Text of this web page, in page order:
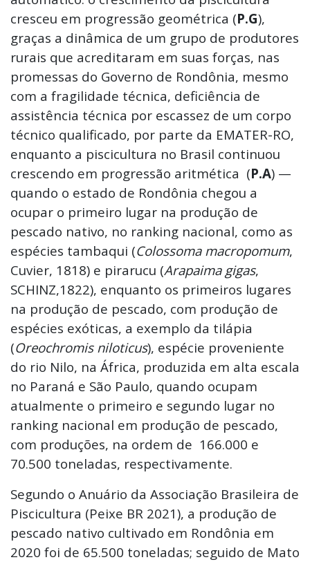
cresceu em progressão geométrica (P.G),
graças a dinâmica de um grupo de produtores
rurais que acreditaram em suas forças, nas
promessas do Governo de Rondônia, mesmo
com a fragilidade técnica, deficiência de
assistência técnica por escassez de um corpo
técnico qualificado, por parte da EMATER-RO,
enquanto a piscicultura no Brasil continuou
crescendo em progressão aritmética (P.A) —
quando o estado de Rondônia chegou a
ocupar o primeiro lugar na produção de
pescado nativo, no ranking nacional, como as
espécies tambaqui (Colossoma macropomum,
Cuvier, 1818) e pirarucu (Arapaima gigas,
SCHINZ,1822), enquanto os primeiros lugares
na produção de pescado, com produção de
espécies exóticas, a exemplo da tilápia
(Oreochromis niloticus), espécie proveniente
do rio Nilo, na África, produzida em alta escala
no Paraná e São Paulo, quando ocupam
atualmente o primeiro e segundo lugar no
ranking nacional em produção de pescado,
com produções, na ordem de 166.000 e
70.500 toneladas, respectivamente.
Segundo o Anuário da Associação Brasileira de
Piscicultura (Peixe BR 2021), a produção de
pescado nativo cultivado em Rondônia em
2020 foi de 65.500 toneladas; seguido de Mato